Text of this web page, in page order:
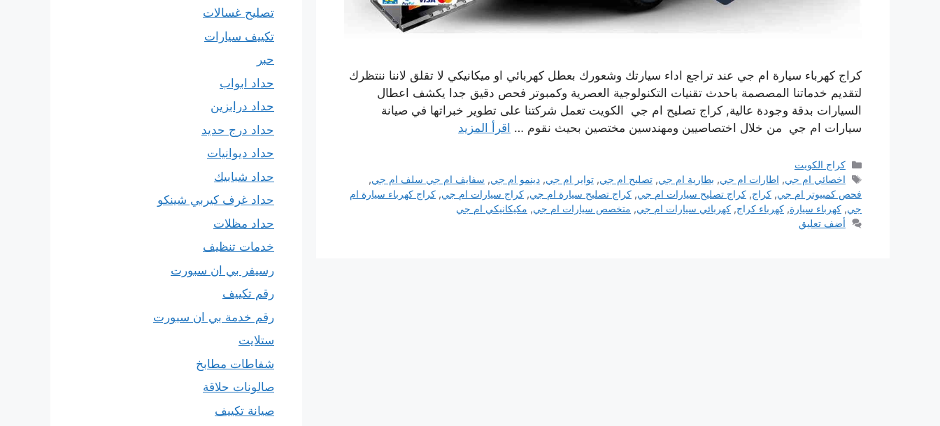
كراج كهرباء سيارة ام جي عند تراجع اداء سيارتك وشعورك بعطل كهربائي او ميكانيكي لا تقلق لاننا ننتظرك
لتقديم خدماتنا المصصمة باحدث تقنيات التكنولوجية العصرية وكمبوتر فحص دقيق جدا يكشف اعطال
السيارات بدقة وجودة عالية, كراج تصليح ام جي الكويت تعمل شركتنا على تطوير خبراتها في صيانة
سيارات ام جي من خلال اختصاصيين ومهندسين مختصين بحيث نقوم … اقرأ المزيد
التصنيفات
كراج الكويت
الوسوم
اخصائي ام جي, اطارات ام جي, بطارية ام جي,تصليح ام جي,تواير ام جي,دينمو ام جي, سفايف ام جي سلف ام جي,
فحص كمبيوتر ام جي, كراج, كراج تصليح سيارات ام جي, كراج تصليح سيارة ام جي, كراج سيارات ام جي, كراج كهرباء سيارة ام
جي, كهرباء سيارة, كهرباء كراج, كهربائي سيارات ام جي, متخصص سيارات ام جي, مكيكانيكي ام جي
أضف تعليق
تصليح غسالات
تكييف سيارات
حبر
حداد ابواب
حداد درابزين
حداد درج حديد
حداد ديوانيات
حداد شبابيك
حداد غرف كيربي شينكو
حداد مظلات
خدمات تنظيف
رسيفر بي ان سبورت
رقم تكييف
رقم خدمة بي ان سبورت
ستلايت
شفاطات مطابخ
صالونات حلاقة
صيانة تكييف